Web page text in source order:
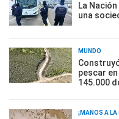
La
una
MUNDO
pescar
145.000
¡MANOS A LA